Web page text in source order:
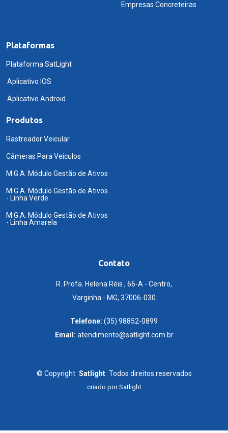
Empresas Concreteiras
Plataformas
Plataforma SatLight
Aplicativo IOS
Aplicativo Android
Produtos
Rastreador Veicular
Câmeras Para Veiculos
M.G.A. Módulo Gestão de Ativos
M.G.A. Módulo Gestão de Ativos
- Linha Verde
M.G.A. Módulo Gestão de Ativos
- Linha Amarela
Contato
R. Profa. Helena Réis , 66-A - Centro,
Varginha - MG, 37006-030
Telefone: (35) 98852-0899
Email: atendimento@satlight.com.br
© Copyright Satlight Todos direitos reservados
criado porSatlight